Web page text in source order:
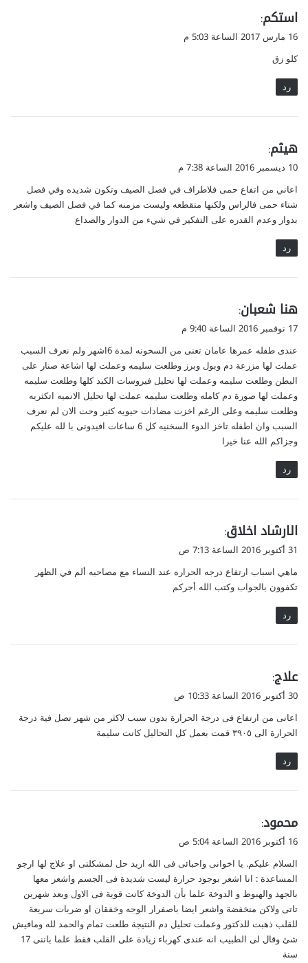
ي
ق
ل
استكم:
16 مارس 2017 الساعة 5:03 م
كلو زق
رد
ي
ق
ل
هيثم:
10 ديسمبر 2016 الساعة 7:38 م
اعاني من اتفاع حمى فلاطراف في فصل الصيف وتكون شديده وفي فصل
شتاء حمى فالراس ولكنها متقطعه وليست مزمنه كما في فصل الصيف واشعر
بدوار وعدم القدره على التفكير في شيء من الدوار والصداع
رد
ي
ق
ل
هنا شعبان:
17 نوفمبر 2016 الساعة 9:40 م
عندى طفله عمرها عامان تعنى من السخونه لمدة 6اشهر ولم نعرف السبب
عملت لها مزرعة دم وبول وبرز وطلعت سليمه وعملت لها اشاعة صنار على
البطن وطلعت سليمه وعملت لها تحليل فيروسات الكبد كلها وطلعت سليمه
وعملت لها صورة دم كامله وطلعت سليمه عملت لها تحليل الانميه اتكثريه
وطلعت سليمه وعلى الرغم اخزت مضادات حيويه كثير وحت الان لم نعرف
السبب وان اطفله تاخز الدوء السخنيه كل 6 ساعات افيدونى با لله عليكم
وجزاكم الله عنا خيرا
رد
ي
ق
ل
الارشاد اخلاق:
31 أكتوبر 2016 الساعة 7:13 ص
ماهي اسباب ارتفاع درجه الحراره عند النساء مع مصاحبه ألم في الظهر
تكفوون بالجواب وكتب الله أجركم
رد
ي
ق
ل
علاج:
30 أكتوبر 2016 الساعة 10:33 ص
اعانى من ارتفاع فى درجة الحرارة بدون سبب لاكثر من شهر تصل فية درجة
الحرارة الى ٣٩٠٥ قمت بعمل كل التحاليل كانت سليمة
رد
ي
ق
ل
محمود:
16 أكتوبر 2016 الساعة 5:04 ص
السلام عليكم. يا اخوانى واحبائى فى الله اريد حل لمشكلتى او علاج لها ارجو
المساعدة : انا اشعر بوجود حرارة ليست شديدة فى الجسم واشعر معها
بالجهد والهبوط و الدوخة علما بأن الدوخة كانت قوية فى الاول وبعد شهرين
تاتى ولاكن منخفضة واشعر ايضا باصفرار الوجه وخفقان او ضربات سريعة
للقلب ذهبت للدكتور وعملت تحليل دم النتيجة طلعت تمام والحمد لله ومافيش
شئ وقال لى الطبيب انه عندى كهرباء زيادة على القلب فقط علما باننى 17
سنة